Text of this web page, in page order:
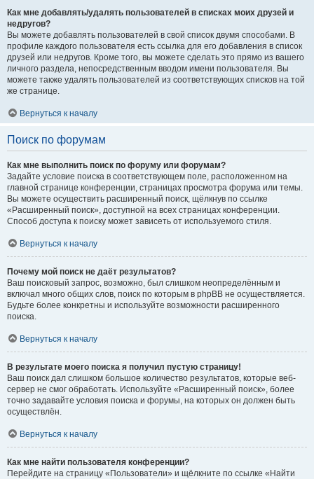
Как мне добавлять/удалять пользователей в списках моих друзей и
недругов?
Вы можете добавлять пользователей в свой список двумя способами. В
профиле каждого пользователя есть ссылка для его добавления в список
друзей или недругов. Кроме того, вы можете сделать это прямо из вашего
личного раздела, непосредственным вводом имени пользователя. Вы
можете также удалять пользователей из соответствующих списков на той
же странице.
Вернуться к началу
Поиск по форумам
Как мне выполнить поиск по форуму или форумам?
Задайте условие поиска в соответствующем поле, расположенном на
главной странице конференции, страницах просмотра форума или темы.
Вы можете осуществить расширенный поиск, щёлкнув по ссылке
«Расширенный поиск», доступной на всех страницах конференции.
Способ доступа к поиску может зависеть от используемого стиля.
Вернуться к началу
Почему мой поиск не даёт результатов?
Ваш поисковый запрос, возможно, был слишком неопределённым и
включал много общих слов, поиск по которым в phpBB не осуществляется.
Будьте более конкретны и используйте возможности расширенного
поиска.
Вернуться к началу
В результате моего поиска я получил пустую страницу!
Ваш поиск дал слишком большое количество результатов, которые веб-
сервер не смог обработать. Используйте «Расширенный поиск», более
точно задавайте условия поиска и форумы, на которых он должен быть
осуществлён.
Вернуться к началу
Как мне найти пользователя конференции?
Перейдите на страницу «Пользователи» и щёлкните по ссылке «Найти